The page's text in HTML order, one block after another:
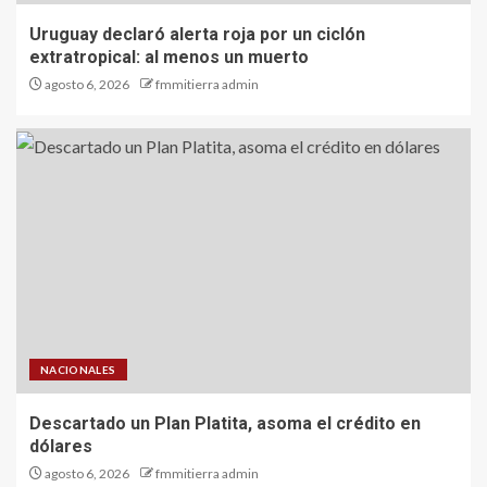
Uruguay declaró alerta roja por un ciclón
extratropical: al menos un muerto
agosto 6, 2026 fmmitierra admin
NACIONALES
Descartado un Plan Platita, asoma el crédito en
dólares
agosto 6, 2026 fmmitierra admin